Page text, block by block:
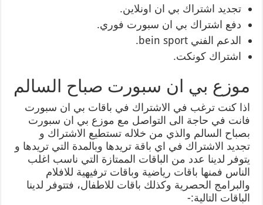
تجديد اشتراك بي ان اونلاين.
دفع اشتراك بي ان سبورت فوري.
الدعم الفني bein sport.
اشتراك كونكت.
موزع بي ان سبورت صباح السالم
اذا كنت ترغب في الاشتراك في باقات بي ان سبورت
فانت في حاجة الى التواصل مع موزع بي ان سبورت
بصباح السالم والذي من خلاله تستطيع الاشتراك و
تجديد الاشتراك في اي باقة تريدها وبالمدة التي تريدها و
يتوفر لدينا عدد من الباقات الممتازة التي ناسب اغلب
الناس فمنها باقات رياضية وباقات ترفيهية للافلام
والبرامج الحصرية وكذلك باقات للاطفال، فتتوفر لدينا
الباقات التالية:-